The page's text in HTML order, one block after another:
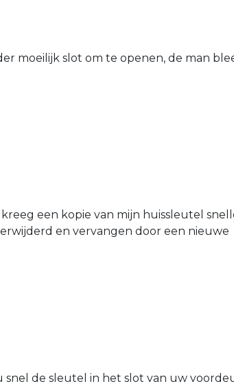
moeilijk slot om te openen, de man
een kopie van mijn huissleutel
en vervangen door een nieuwe
de sleutel in het slot van uw